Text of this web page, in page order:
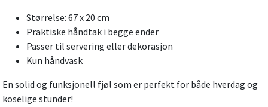
Størrelse: 67 x 20 cm
Praktiske håndtak i begge ender
Passer til servering eller dekorasjon
Kun håndvask
En solid og funksjonell fjøl som er perfekt for både hverdag og
koselige stunder!